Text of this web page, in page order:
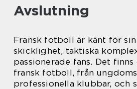
Avslutning
Fransk fotboll är känt för
skicklighet, taktiska
passionerade fans. Det
fransk fotboll, från
professionella klubbar, och